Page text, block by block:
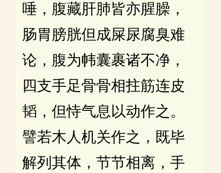
唾，腹藏肝肺皆亦腥臊，
肠胃膀胱但成屎尿腐臭难
论，腹为帏囊裹诸不净，
四支手足骨骨相拄筋连皮
韬，但恃气息以动作之。
譬若木人机关作之，既毕
解列其体，节节相离，手